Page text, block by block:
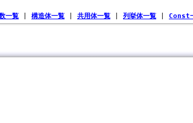
一覧 構造体一覧 共用体一覧 列挙体一覧 Const